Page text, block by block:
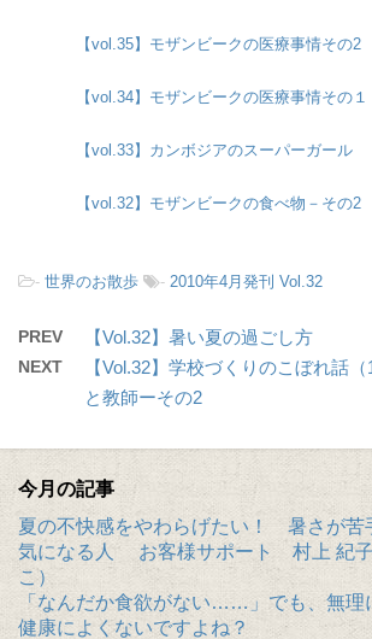
【vol.35】モザンビークの医療事情その2
【vol.34】モザンビークの医療事情その１
【vol.33】カンボジアのスーパーガール
【vol.32】モザンビークの食べ物－その2
- 世界のお散歩 - 2010年4月発刊 Vol.32
PREV 【Vol.32】暑い夏の過ごし方
NEXT
【Vol.32】学校づくりのこぼれ話
と教師ーその2
今月の記事
夏の不快感をやわらげたい！ 暑さが苦
気になる人 お客様サポート 村上 紀子
こ）
「なんだか食欲がない……」でも、無理
健康によくないですよね？